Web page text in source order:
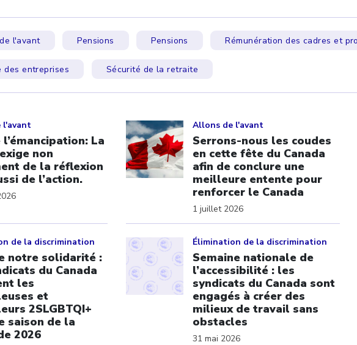
l'avant Pensions Pensions Rémunération des cadres et
des entreprises Sécurité de la retraite
l'avant
l’émancipation: La
non
de la réflexion
de l’action.
Allons de l'avant
Serrons-nous les coudes
en cette fête du Canada
afin de conclure une
meilleure entente pour
renforcer le Canada
1 juillet 2026
de la discrimination
notre solidarité :
du Canada
les
et
2SLGBTQI+
saison de la
2026
Élimination de la discrimination
Semaine nationale de
l’accessibilité : les
syndicats du Canada sont
engagés à créer des
milieux de travail sans
obstacles
31 mai 2026